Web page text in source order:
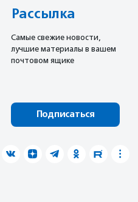
Рассылка
Cамые свежие новости,
лучшие материалы в вашем
почтовом ящике
Подписаться